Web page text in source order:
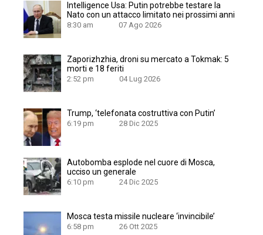
Intelligence Usa: Putin potrebbe testare la
Nato con un attacco limitato nei prossimi anni
8:30 am 07 Ago 2026
Zaporizhzhia, droni su mercato a Tokmak: 5
morti e 18 feriti
2:52 pm 04 Lug 2026
Trump, ‘telefonata costruttiva con Putin’
6:19 pm 28 Dic 2025
Autobomba esplode nel cuore di Mosca,
ucciso un generale
6:10 pm 24 Dic 2025
Mosca testa missile nucleare ‘invincibile’
6:58 pm 26 Ott 2025